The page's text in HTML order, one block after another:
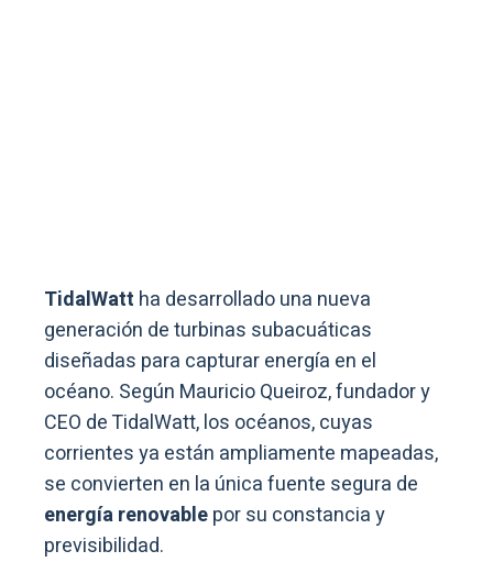
TidalWatt ha desarrollado una nueva
generación de turbinas subacuáticas
diseñadas para capturar energía en el
océano. Según Mauricio Queiroz, fundador y
CEO de TidalWatt, los océanos, cuyas
corrientes ya están ampliamente mapeadas,
se convierten en la única fuente segura de
energía renovablepor su constancia y
previsibilidad.